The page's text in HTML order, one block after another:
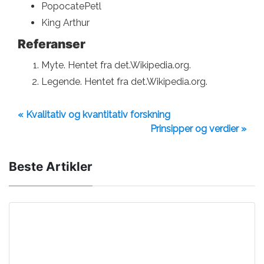
PopocatePetl
King Arthur
Referanser
Myte. Hentet fra det.Wikipedia.org.
Legende. Hentet fra det.Wikipedia.org.
« Kvalitativ og kvantitativ forskning
Prinsipper og verdier »
Beste Artikler